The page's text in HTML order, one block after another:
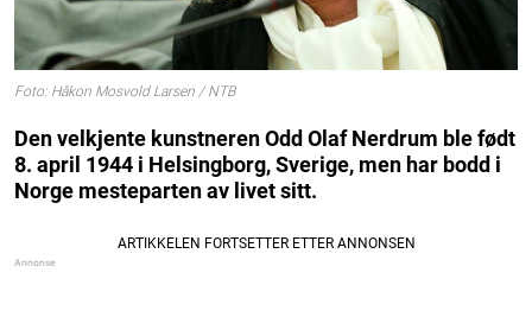
Foto: Håkon Mosvold Larsen / NTB
Den velkjente kunstneren Odd Olaf Nerdrum ble født
8. april 1944 i Helsingborg, Sverige, men har bodd i
Norge mesteparten av livet sitt.